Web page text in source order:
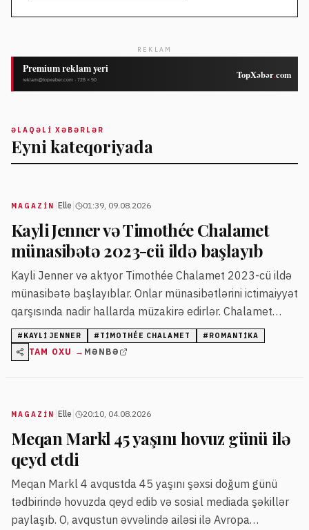
REKLAM
ƏLAQƏLI XƏBƏRLƏR
Eyni kateqoriyada
MAGAZİN Elle 01:39, 09.08.2026
Kayli Jenner və Timothée Chalamet
münasibətə 2023-cü ildə başlayıb
Kayli Jenner və aktyor Timothée Chalamet 2023-cü ildə
münasibətə başlayıblar. Onlar münasibətlərini ictimaiyyət
qarşısında nadir hallarda müzakirə edirlər. Chalamet
2026-cı ilin mükafat mərasimlərində Jennerə
məhəbbətini ifadə edən çıxışlar edib.
# KAYLI JENNER # TIMOTHÉE CHALAMET # ROMANTIKA
TAM OXU → MƏNBƏ
MAGAZİN Elle 20:10, 04.08.2026
Meqan Markl 45 yaşını hovuz günü ilə
qeyd etdi
Meqan Markl 4 avqustda 45 yaşını şəxsi doğum günü
tədbirində hovuzda qeyd edib və sosial mediada şəkillər
paylaşıb. O, avqustun əvvəlində ailəsi ilə Avropa